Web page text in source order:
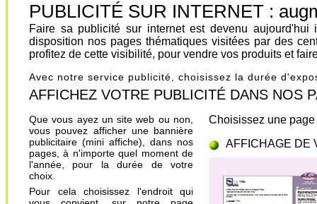
PUBLICITÉ SUR INTERNET :
Faire sa publicité sur internet est devenu
disposition nos pages thématiques visitées par des
profitez de cette visibilité, pour vendre vos produits et
Avec notre service publicité, choisissez la durée
AFFICHEZ VOTRE PUBLICITÉ DANS NOS
Que vous ayez un site web ou non,
vous pouvez afficher une bannière
publicitaire (mini affiche), dans nos
pages, à n'importe quel moment de
l'année, pour la durée de votre
choix.
Pour cela choisissez l'endroit qui
Choisissez une
AFFICHAGE DE